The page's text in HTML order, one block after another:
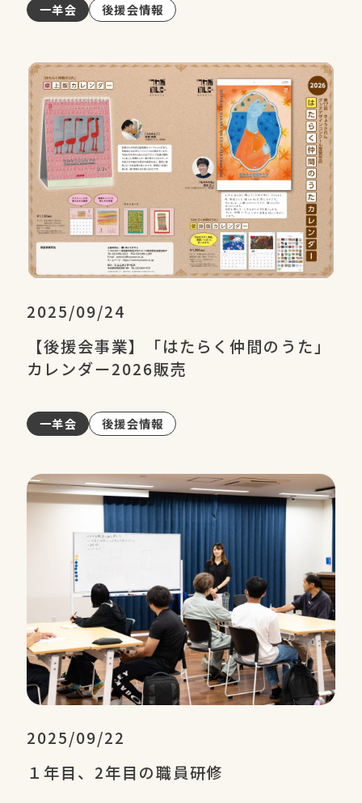
一羊会 後援会情報
2025/09/24
【後援会事業】「はたらく仲間のうた」
カレンダー2026販売
一羊会 後援会情報
2025/09/22
１年目、2年目の職員研修